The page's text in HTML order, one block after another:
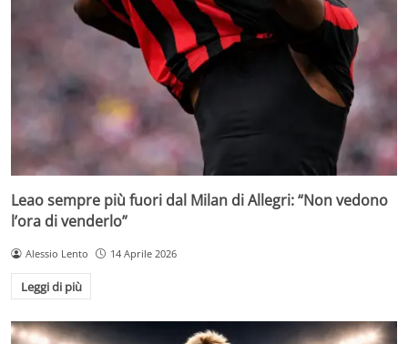
Leao sempre più fuori dal Milan di Allegri: “Non vedono
l’ora di venderlo”
Alessio Lento 14 Aprile 2026
Leggi di più